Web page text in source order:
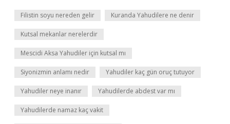
Filistin soyu nereden gelir Kuranda Yahudilere ne denir
Kutsal mekanlar nerelerdir
Mescidi Aksa Yahudiler için kutsal mı
Siyonizmin anlamı nedir Yahudiler kaç gün oruç tutuyor
Yahudiler neye inanır Yahudilerde abdest var mı
Yahudilerde namaz kaç vakit